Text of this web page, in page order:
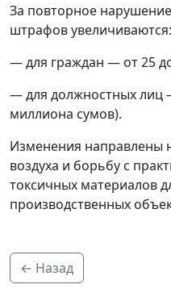
За повторное
штрафов увеличиваются:
— для граждан — от 25
— для должностных лиц
миллиона сумов).
Изменения направлены
воздуха и борьбу с
токсичных материалов
производственных
← Назад